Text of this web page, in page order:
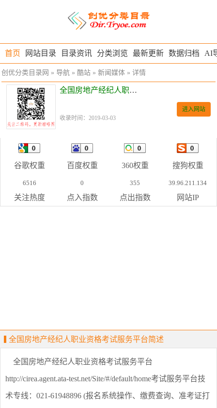
首页 网站目录 目录资讯 分类浏览 最新更新 数据归档 AI
创优分类目录网 » 导航 » 酷站 » 新闻媒体 » 详情
全国房地产经纪人职业资格考试服务平台
收录时间：2019-03-03
进入网站
谷歌权重 百度权重 360权重 搜狗权重
6516
关注热度
0
点入指数
355
点出指数
39.96.211.134
网站IP
全国房地产经纪人职业资格考试服务平台简述
全国房地产经纪人职业资格考试服务平台
http://cirea.agent.ata-test.net/Site/#/default/home考试服务平台技
术专线：021-61948896 (报名系统操作、缴费查询、准考证打